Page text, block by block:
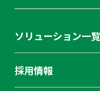
ソリューション一覧
採用情報